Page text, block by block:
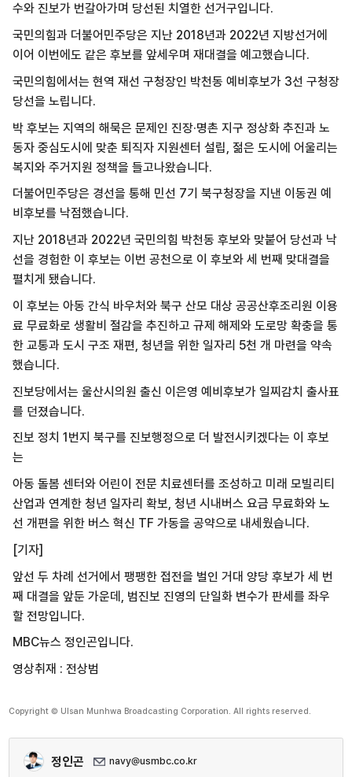
수와 진보가 번갈아가며 당선된 치열한 선거구입니다.
국민의힘과 더불어민주당은 지난 2018년과 2022년 지방선거에
이어 이번에도 같은 후보를 앞세우며 재대결을 예고했습니다.
국민의힘에서는 현역 재선 구청장인 박천동 예비후보가 3선 구청장
당선을 노립니다.
박 후보는 지역의 해묵은 문제인 진장·명촌 지구 정상화 추진과 노
동자 중심도시에 맞춘 퇴직자 지원센터 설립, 젊은 도시에 어울리는
복지와 주거지원 정책을 들고나왔습니다.
더불어민주당은 경선을 통해 민선 7기 북구청장을 지낸 이동권 예
비후보를 낙점했습니다.
지난 2018년과 2022년 국민의힘 박천동 후보와 맞붙어 당선과 낙
선을 경험한 이 후보는 이번 공천으로 이 후보와 세 번째 맞대결을
펼치게 됐습니다.
이 후보는 아동 간식 바우처와 북구 산모 대상 공공산후조리원 이용
료 무료화로 생활비 절감을 추진하고 규제 해제와 도로망 확충을 통
한 교통과 도시 구조 재편, 청년을 위한 일자리 5천 개 마련을 약속
했습니다.
진보당에서는 울산시의원 출신 이은영 예비후보가 일찌감치 출사표
를 던졌습니다.
진보 정치 1번지 북구를 진보행정으로 더 발전시키겠다는 이 후보
는
아동 돌봄 센터와 어린이 전문 치료센터를 조성하고 미래 모빌리티
산업과 연계한 청년 일자리 확보, 청년 시내버스 요금 무료화와 노
선 개편을 위한 버스 혁신 TF 가동을 공약으로 내세웠습니다.
[기자]
앞선 두 차례 선거에서 팽팽한 접전을 벌인 거대 양당 후보가 세 번
째 대결을 앞둔 가운데, 범진보 진영의 단일화 변수가 판세를 좌우
할 전망입니다.
MBC뉴스 정인곤입니다.
영상취재 : 전상범
Copyright © Ulsan Munhwa Broadcasting Corporation. All rights reserved.
정인곤 navy@usmbc.co.kr